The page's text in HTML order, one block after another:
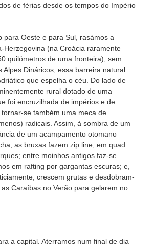
de férias desde os tempos do Império
para Oeste e para Sul, rasámos a
Herzegovina (na Croácia raramente
quilómetros de uma fronteira), sem
Alpes Dináricos, essa barreira natural
que espelha o céu. Do lado de
rural dotado de uma
foi encruzilhada de impérios e de
se também uma meca de
radicais. Assim, à sombra de um
de um acampamento otomano
as bruxas fazem zip line; em quad
entre moinhos antigos faz-se
em rafting por gargantas escuras; e,
crescem grutas e desdobram-
Caraíbas no Verão para gelarem no
a capital. Aterramos num final de dia